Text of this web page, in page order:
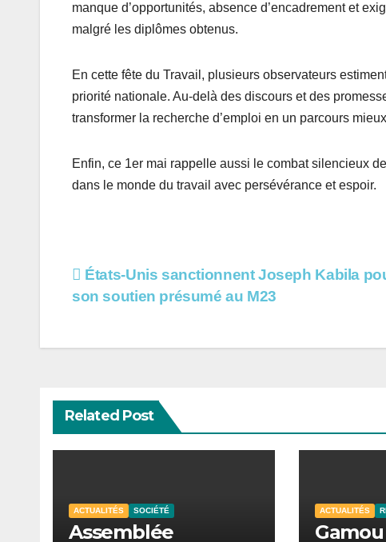
manque d’opportunités, absence d’encadrement et
malgré les diplômes obtenus.
En cette fête du Travail, plusieurs observateurs
priorité nationale. Au-delà des discours et des
transformer la recherche d’emploi en un parcours
Enfin, ce 1er mai rappelle aussi le combat silencieux
dans le monde du travail avec persévérance et espoir.
Navigation
l’article
États-Unis sanctionnent Joseph Kabila
son soutien présumé au M23
Related Post
ACTUALITÉS SOCIÉTÉ
Assemblée
ACTUALITÉS